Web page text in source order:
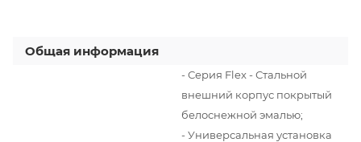
Общая информация
- Серия Flex - Стальной
внешний корпус покрытый
белоснежной эмалью;
- Универсальная установка